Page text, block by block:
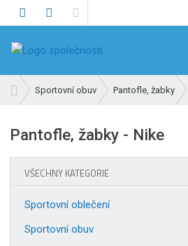
h
a
v
d
Sportovní obuv Pantofle, žabky
Pantofle, žabky - Nike
VŠECHNY KATEGORIE
Sportovní oblečení
Sportovní obuv